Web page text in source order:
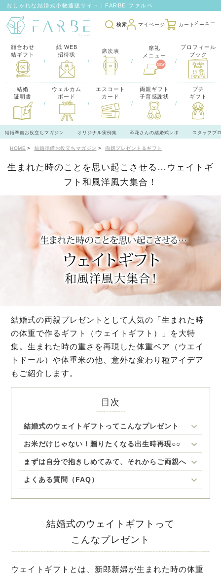
おしゃれな結婚式小物通販サイト｜FARBE ファルベ
検索 マイページ カート
顔合わせ
結ギフト
/
紙 WEB
招待状
/
席次表
/
席礼
メニュー
/
プロフィール
ブック
結婚
証明書
/
ウェルカム
ボード
/
エスコート
カード
/
両親ギフト
子育感謝状
/
プチ
ギフト
結婚準備お役立ちマガジン オリジナル実例集 卒花さんの結婚式レポ スタッフブ
HOME 結婚準備お役立ちマガジン 両親プレゼント＆ギフト
生まれた時のことを思い起こさせる…ウェイトギ
フト和風洋風大集合！
結婚式の両親プレゼントとして人気の「生まれた時
の体重で作るギフト（ウェイトギフト）」を大特
集。生まれた時の重さを再現した体重ベア（ウエイ
トドール）や体重米の他、意外な変わり種アイデア
もご紹介します。
目次
結婚式のウェイトギフトってこんなプレゼント
お米だけじゃない！贈りたくなる出生時再現○○
まずは自分で抱きしめてみて、それからご両親へ
よくある質問（FAQ）
結婚式のウェイトギフトって
こんなプレゼント
ウェイトギフトとは、新郎新婦が生まれた時の体重